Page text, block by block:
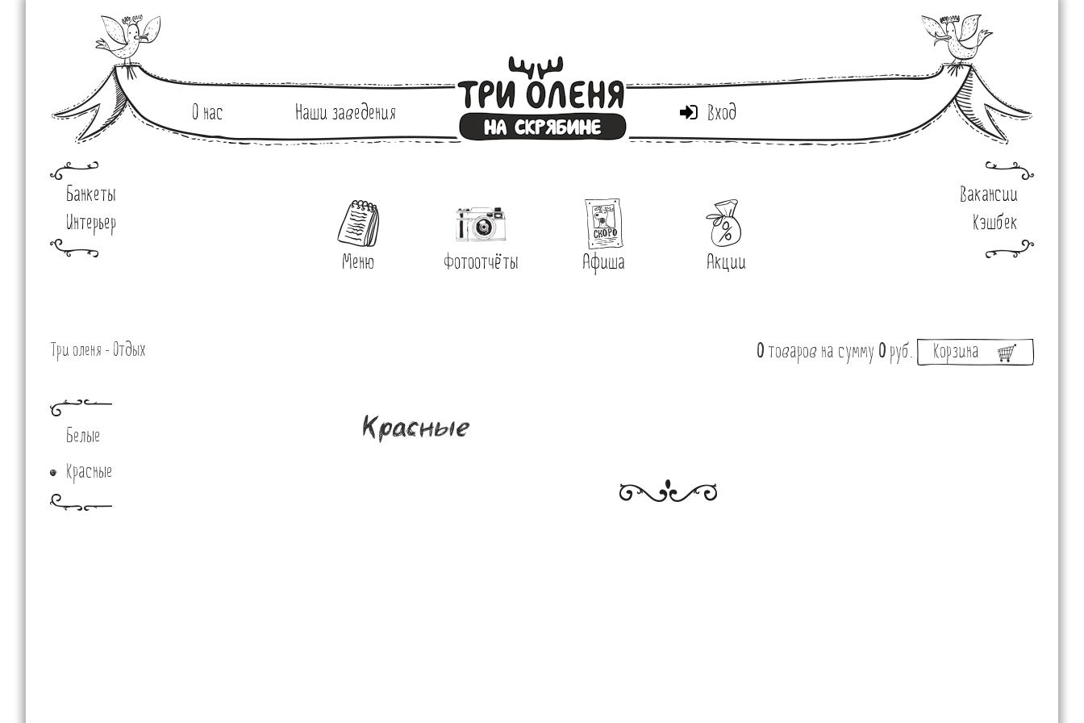
О нас Наши заведения Вход
Банкеты
Интерьер
Меню
Фотоотчёты Афиша Акции
Вакансии
Кэшбек
Три оленя - Отдых 0 товаровна сумму 0руб. Корзина
Белые
Красные
Красные